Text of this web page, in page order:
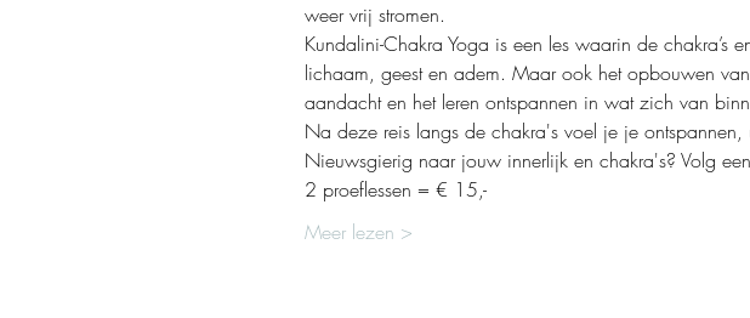
weer vrij stromen.
Kundalini-Chakra Yoga is een les waarin de
lichaam, geest en adem. Maar ook het opbouwen
aandacht en het leren ontspannen in wat zich van
Na deze reis langs de chakra's voel je je ontspannen,
Nieuwsgierig naar jouw innerlijk en chakra's? Volg
2 proeflessen = € 15,-
Meer lezen >